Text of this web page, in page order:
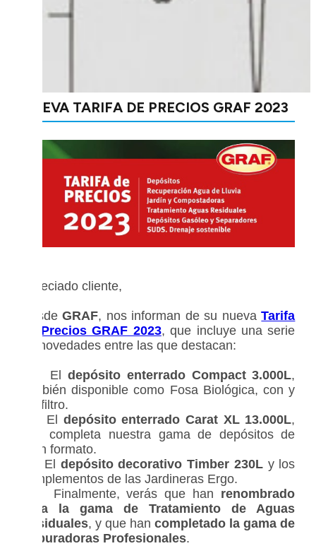
NUEVA TARIFA DE PRECIOS GRAF 2023
Apreciado cliente,
DesdeGRAF, nos informan de su nuevaTarifa
de Precios GRAF 2023, que incluye una serie
de novedades entre las que destacan:
• El depósito enterrado Compact 3.000L,
también disponible como Fosa Biológica, con y
sin filtro.
• El depósito enterrado Carat XL 13.000L,
que completa nuestra gama de depósitos de
gran formato.
• El depósito decorativo Timber 230Ly los
complementos de las Jardineras Ergo.
• Finalmente, verás que han renombrado
toda la gama de Tratamiento de Aguas
Residuales, y que hancompletado la gama de
Depuradoras Profesionales.